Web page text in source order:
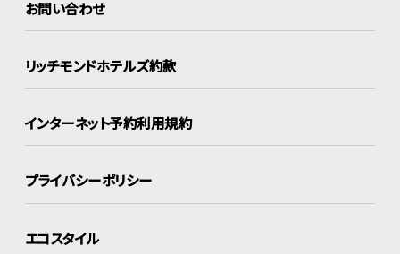
お問い合わせ
リッチモンドホテルズ約款
インターネット予約利用規約
プライバシーポリシー
エコスタイル